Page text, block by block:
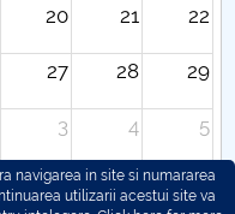
20 21 22
27 28 29
3 4 5
navigarea in site si numararea
utilizarii acestui site va